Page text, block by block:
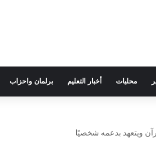
محليات أخبار التعليم برلمان واحزاب
ويتعهد بدعمه شخصيًا